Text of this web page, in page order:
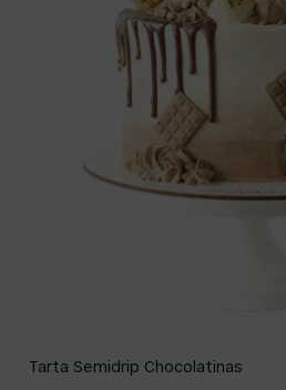
Tarta Semidrip Chocolatinas